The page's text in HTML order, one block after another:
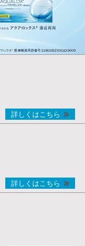
詳しくはこちら
詳しくはこちら